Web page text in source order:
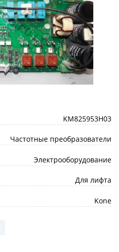
KM825953H03
Частотные преобразователи
Электрооборудование
Для лифта
Kone